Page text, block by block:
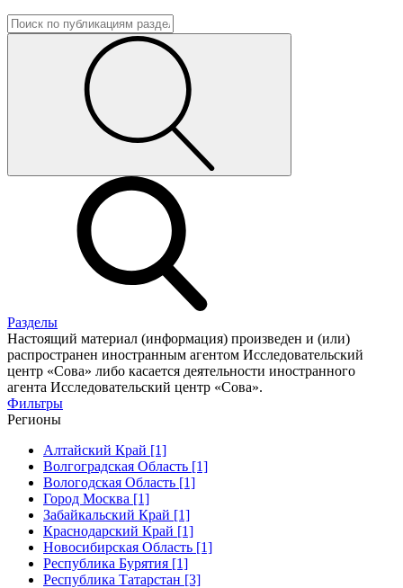
Разделы
Настоящий материал (информация) произведен и (или)
распространен иностранным агентом Исследовательский
центр «Сова» либо касается деятельности иностранного
агента Исследовательский центр «Сова».
Фильтры
Регионы
Алтайский Край [1]
Волгоградская Область [1]
Вологодская Область [1]
Город Москва [1]
Забайкальский Край [1]
Краснодарский Край [1]
Новосибирская Область [1]
Республика Бурятия [1]
Республика Татарстан [3]